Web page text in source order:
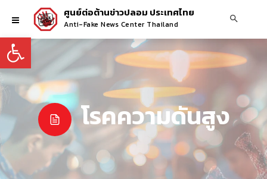
Open toolbar
ศูนย์ต่อต้านข่าวปลอม ประเทศไทย
Anti-Fake News Center Thailand
โรคความดันสูง